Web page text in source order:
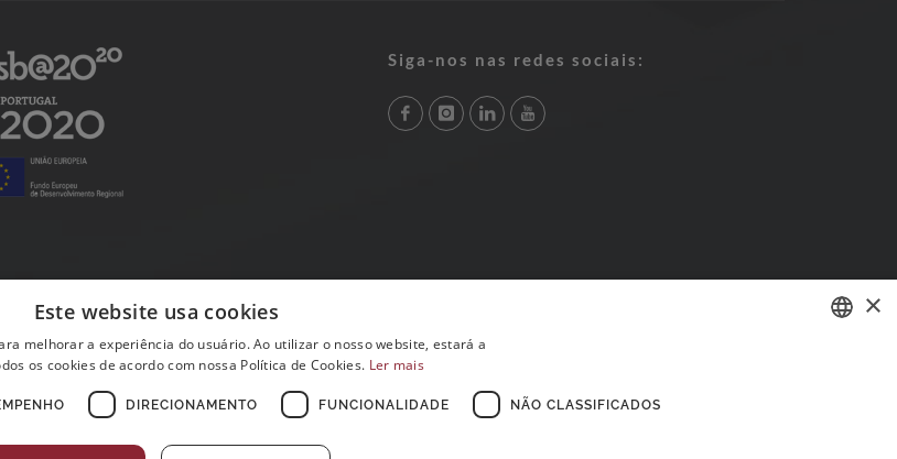
Siga-nos nas redes sociais:
×
Este website usa cookies
melhorar a experiência do usuário. Ao utilizar o nosso website, estará a
os cookies de acordo com nossa Política de Cookies. Ler mais
DIRECIONAMENTO FUNCIONALIDADE NÃO CLASSIFICADOS